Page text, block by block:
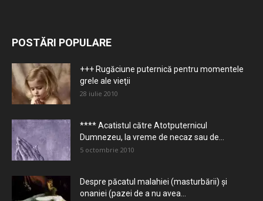
POSTĂRI POPULARE
+++ Rugăciune puternică pentru momentele
grele ale vieţii
28 iulie 2010
**** Acatistul către Atotputernicul
Dumnezeu, la vreme de necaz sau de...
5 octombrie 2010
Despre păcatul malahiei (masturbării) şi
onaniei (pazei de a nu avea...